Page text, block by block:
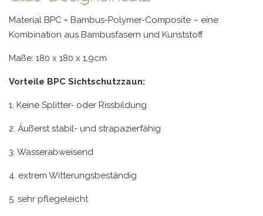
Material BPC = Bambus-Polymer-Composite – eine
Kombination aus Bambusfasern und Kunststoff
Maße: 180 x 180 x 1,9cm
Vorteile BPC Sichtschutzzaun:
1. Keine Splitter- oder Rissbildung
2. Äußerst stabil- und strapazierfähig
3. Wasserabweisend
4. extrem Witterungsbeständig
5. sehr pflegeleicht